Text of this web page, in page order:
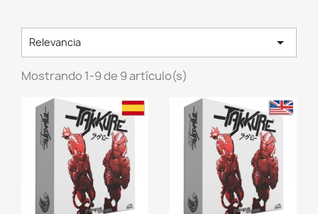
Relevancia 
Mostrando 1-9 de 9 artículo(s)